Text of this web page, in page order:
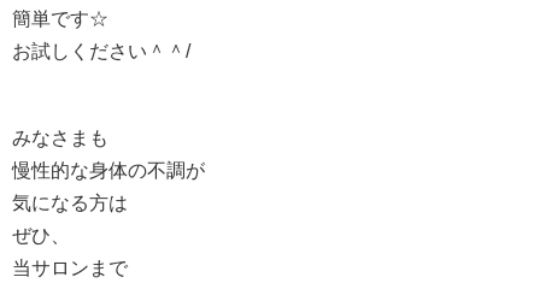
簡単です☆
お試しください＾＾/
みなさまも
慢性的な身体の不調が
気になる方は
ぜひ、
当サロンまで